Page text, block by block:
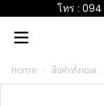
โทร : 094
Home สินค้าทั้งหมด